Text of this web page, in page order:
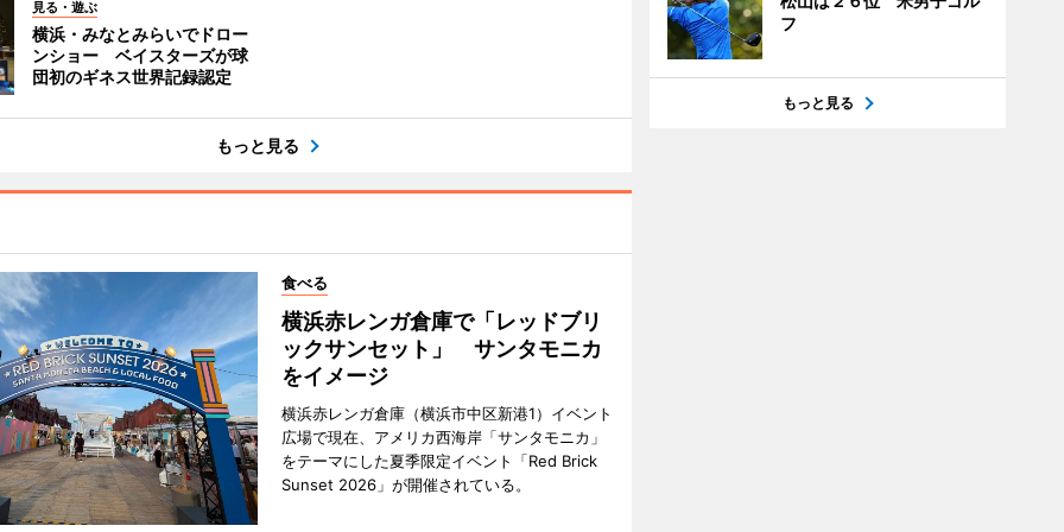
見る・遊ぶ
横浜・みなとみらいでドロー
ンショー ベイスターズが球
団初のギネス世界記録認定
もっと見る
食べる
横浜赤レンガ倉庫で「レッドブリ
ックサンセット」 サンタモニカ
をイメージ
横浜赤レンガ倉庫（横浜市中区新港1）イベント
広場で現在、アメリカ西海岸「サンタモニカ」
をテーマにした夏季限定イベント「Red Brick
Sunset 2026」が開催されている。
フ
もっと見る